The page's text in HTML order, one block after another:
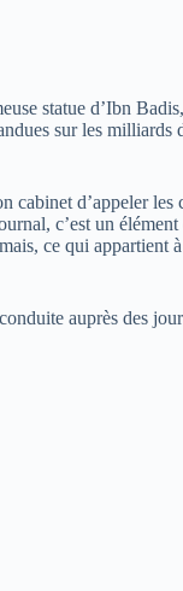
statue d’Ibn
sur les milliards
d’appeler les
c’est un
ce qui appartient
auprès des